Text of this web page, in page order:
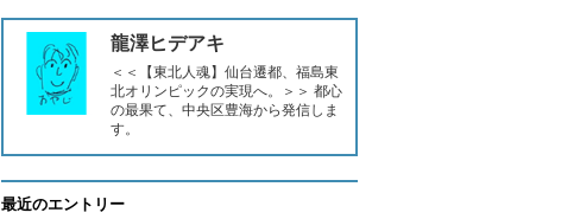
龍澤ヒデアキ
＜＜【東北人魂】仙台遷都、福島東
北オリンピックの実現へ。＞＞ 都心
の最果て、中央区豊海から発信しま
す。
最近のエントリー